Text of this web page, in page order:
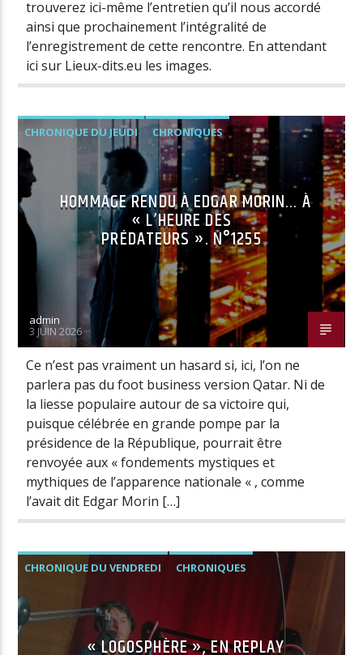
trouverez ici-même l’entretien qu’il nous accordé
ainsi que prochainement l’intégralité de
l’enregistrement de cette rencontre. En attendant
ici sur Lieux-dits.eu les images.
CHRONIQUE DU JEUDI CHRONIQUES
HOMMAGE RENDU À EDGAR MORIN… À
« L’HEURE DES
PRÉDATEURS ». N°1255
admin
3 JUIN 2026
Ce n’est pas vraiment un hasard si, ici, l’on ne
parlera pas du foot business version Qatar. Ni de
la liesse populaire autour de sa victoire qui,
puisque célébrée en grande pompe par la
présidence de la République, pourrait être
renvoyée aux « fondements mystiques et
mythiques de l’apparence nationale « , comme
l’avait dit Edgar Morin […]
CHRONIQUE DU VENDREDI CHRONIQUES
« LOGOSPHÈRE », EN REPLAY